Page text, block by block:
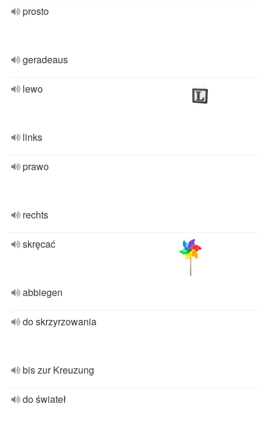
prosto
geradeaus
lewo
links
prawo
rechts
skręcać
abbiegen
do skrzyrzowania
bis zur Kreuzung
do świateł